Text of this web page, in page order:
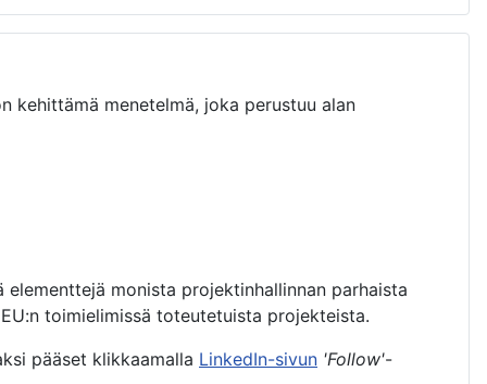
kehittämä menetelmä, joka perustuu alan
elementtejä monista projektinhallinnan parhaista
toimielimissä toteutetuista projekteista.
pääset klikkaamalla LinkedIn-sivun 'Follow'-